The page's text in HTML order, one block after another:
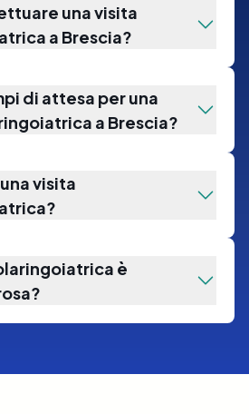
una visita
a Brescia?
di attesa per una
a Brescia?
visita
è